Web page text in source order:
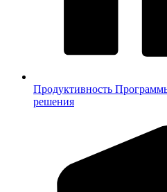
Продуктивность
решения